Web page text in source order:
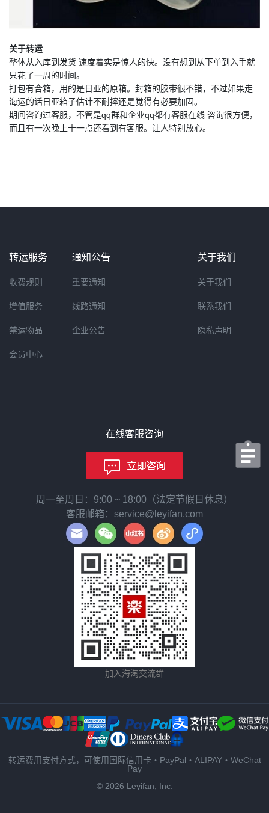
关于转运
整体从入库到发货 速度着实是惊人的快。没有想到从下单到入手就
只花了一周的时间。
打包有合箱，用的是日亚的原箱。封箱的胶带很不错，不过如果走
海运的话日亚箱子估计不耐摔还是觉得有必要加固。
期间咨询过客服，不管是qq群和企业qq都有客服在线 咨询很方便，
而且有一次晚上十一点还看到有客服。让人特别放心。
转运服务
收费规则
增值服务
禁运物品
会员中心
通知公告
重要通知
线路通知
企业公告
关于我们
关于我们
联系我们
隐私声明
在线客服咨询
周一至周日：9:00 ~ 18:00（法定节假日休息）
客服邮箱：service@leyifan.com
加入海淘交流群
转运费用支付方式，可使用国际信用卡・PayPal・ALIPAY・WeChat
Pay
© 2026 Leyifan, Inc.